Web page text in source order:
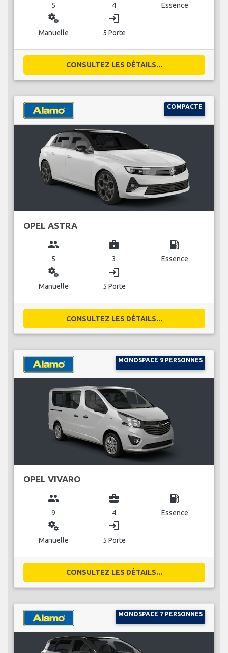
5 4 Essence
miscellaneous_services
Manuelle
login
5 Porte
CONSULTEZ LES DÉTAILS...
COMPACTE
OPEL ASTRA
group
5
business_center
3
local_gas_station
Essence
miscellaneous_services
Manuelle
login
5 Porte
CONSULTEZ LES DÉTAILS...
MONOSPACE 9 PERSONNES
OPEL VIVARO
group
9
business_center
4
local_gas_station
Essence
miscellaneous_services
Manuelle
login
5 Porte
CONSULTEZ LES DÉTAILS...
MONOSPACE 7 PERSONNES